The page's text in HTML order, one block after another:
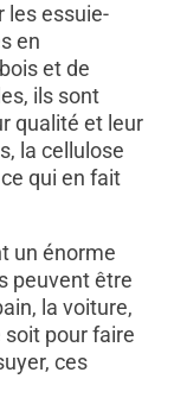
les essuie-
en
et de
ils sont
qualité et leur
la cellulose
qui en fait
un énorme
peuvent être
la voiture,
soit pour faire
ces